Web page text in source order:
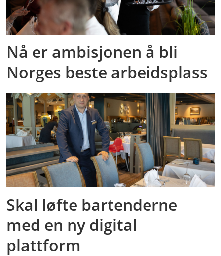
Nå er ambisjonen å bli
Norges beste arbeidsplass
Skal løfte bartenderne
med en ny digital
plattform